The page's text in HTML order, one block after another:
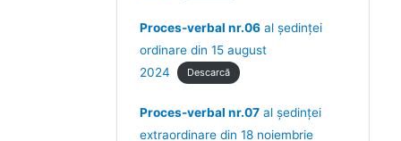
Proces-verbal nr.06al ședinței
ordinare din 15 august
2024
Descarcă
Proces-verbal nr.07al ședinței
extraordinare din 18 noiembrie